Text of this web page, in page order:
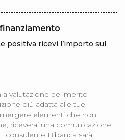
positiva ricevi l’importo sul
valutazione del merito
più adatta alle tue
elementi che non
riceverai una comunicazione
consulente Bibanca sarà